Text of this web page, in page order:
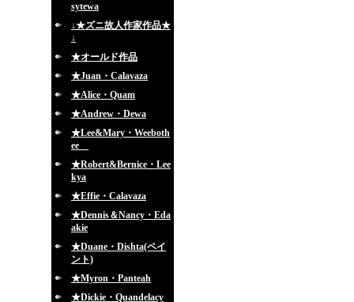
sytewa
↓★ズニ故人作家作品★
↓
★オールド作品
★Juan・Calavaza
★Alice・Quam
★Andrew・Dewa
★Lee&Mary・Weeboth
ee
★Robert&Bernice・Lee
kya
★Effie・Calavaza
★Dennis＆Nancy・Eda
akie
★Duane・Dishta(ペイ
ント)
★Myron・Panteah
★Dickie・Quandelacy